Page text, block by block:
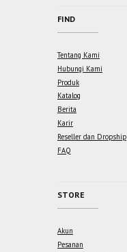
FIND
Tentang Kami
Hubungi Kami
Produk
Katalog
Berita
Karir
Reseller dan Dropship
FAQ
STORE
Akun
Pesanan